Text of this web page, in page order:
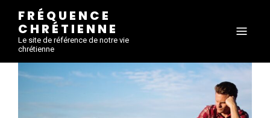
FRÉQUENCE
CHRÉTIENNE
Le site de référence de notre vie
chrétienne